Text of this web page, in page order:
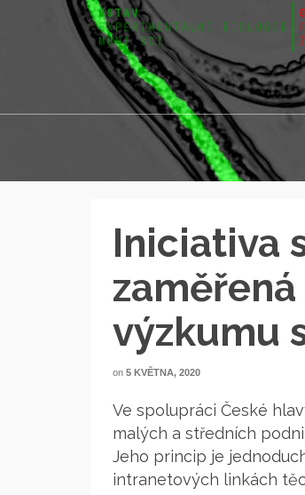
Iniciativa
výzkumu
on 5 KVĚTNA, 2020
Ve spolupráci České
malých a středních
Jeho princip je
intranetových linkách